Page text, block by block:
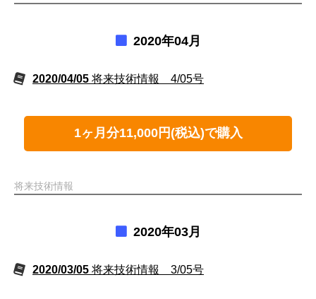
2020年04月
2020/04/05 将来技術情報 4/05号
1ヶ月分11,000円(税込)で購入
将来技術情報
2020年03月
2020/03/05 将来技術情報 3/05号